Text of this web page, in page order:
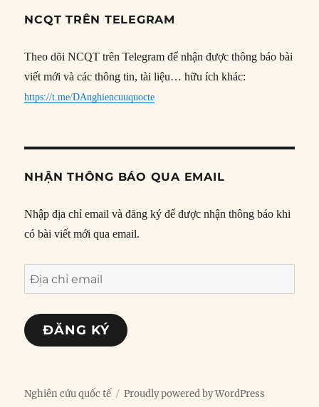
NCQT TRÊN TELEGRAM
Theo dõi NCQT trên Telegram để nhận được thông báo bài
viết mới và các thông tin, tài liệu… hữu ích khác:
https://t.me/DAnghiencuuquocte
NHẬN THÔNG BÁO QUA EMAIL
Nhập địa chỉ email và đăng ký để được nhận thông báo khi
có bài viết mới qua email.
Địa
chỉ
email
ĐĂNG KÝ
Nghiên cứu quốc tế Proudly powered by WordPress